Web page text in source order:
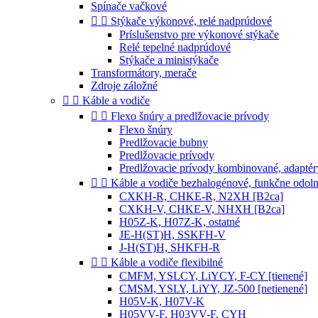
Spínače vačkové
  Stýkače výkonové, relé nadprúdové
Príslušenstvo pre výkonové stýkače
Relé tepelné nadprúdové
Stýkače a ministýkače
Transformátory, merače
Zdroje záložné
  Káble a vodiče
  Flexo šnúry a predlžovacie prívody
Flexo šnúry
Predlžovacie bubny
Predlžovacie prívody
Predlžovacie prívody kombinované,
  Káble a vodiče bezhalogénové, funkčne
CXKH-R, CHKE-R, N2XH [B2ca]
CXKH-V, CHKE-V, NHXH [B2ca]
H05Z-K, H07Z-K, ostatné
JE-H(ST)H, SSKFH-V
J-H(ST)H, SHKFH-R
  Káble a vodiče flexibilné
CMFM, YSLCY, LiYCY, F-CY [tienené]
CMSM, YSLY, LiYY, JZ-500 [netienené]
H05V-K, H07V-K
H05VV-F, H03VV-F, CYH